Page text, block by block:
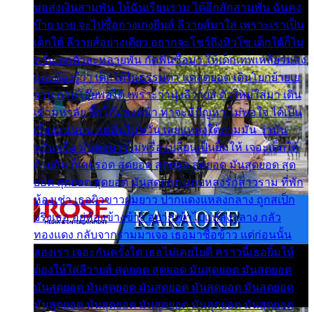
พ่อส่งเงินสามพัน ให้ฉันเรียนราม ได้อีกสักสามพัน ฉันคง
บ๊าย บาย จะไปซื้อกางเกงยีนส์ ลีวายส์มาใส่ เพราะเราเป็น
เด็กใต้ ลีวายส์อย่างเดียว อยากจะโชว์ถึงหิวโซ เด็กใต้ก็ไม่
หวั่น ตกตัวละหลายพัน กัดฟันซื้อมา ให้เด็กเทพเหลียวมอง
และต้องรู้ว่า เด็กใต้ไม่ธรรมดา แต่สุดยอด เดินโยกย้ายเย
ยวน กวนโอ๊ยพอได้ เพราะว่านุ่งลีวายส์ ตัวใหม่ใส่มา เดิน
เข้ามหาลัย จิ๊กโก๊มองหน้า ท่าจะมีปัญหา ไม่พอใจ ได้เป็น
เรื่องแน่นอน แต่ฉันไม่หวั่น เลยแหลงใต้ถามมัน ว่ามัน
พรั่นพรือ มันตอบว่าไม่พรื่อ เปลี่ยนเป็นยิ้มให้ เจอะเด็กใต้
ด้วยกัน ก็เลยรอด สุดยอด สุดยอด สุดยอด มันสุดยอด สุด
ยอด สุดยอด สุดยอด มันสุดยอด แอบหลงรักสาวราม ที่พัก
ห้องเช่า เธอผิวขาวผมยาว ปากแดงแหลงกลาง ถูกสเป็ก
จริงเธอ อยู่ห้องข้างข้าง อยากเข้าไปแหลงกลาง กลัว
ทองแดง กลับจากรามมาเจอ เธอมาซื้อข้าว แต่ก่อนนั้น
สองเรา เจอะกันครั้งใด เธอไม่เคยไยดี คราวนี้เธอยิ้มให้
ต้องให้ใส่ลีวายส์ สุดยอด สุดยอด มันสุดยอด มันสุดยอด
มันสุดยอด มันสุดยอด มันสุดยอด มันสุดยอด มันสุดยอด
มันสุดยอด มันสุดยอด มันสุดยอด มันสุดยอด มันสุดยอด